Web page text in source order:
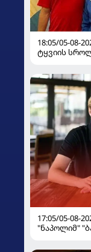
18:05/05-08-
ტყვიის
17:05/05-08-
"ნაპოლიმ"